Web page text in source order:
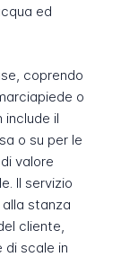
ed
coprendo
o
include il
o su per le
valore
Il servizio
stanza
cliente,
di scale in